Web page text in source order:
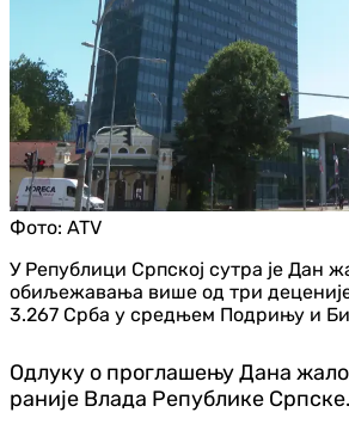
Фото: ATV
У Републици Српској сутра је Дан
обиљежавања више од три
3.267 Срба у средњем Подрињу и
Одлуку о проглашењу Дана
раније Влада Републике Српске.